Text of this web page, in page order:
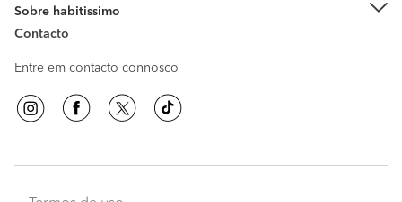
Sobre habitissimo
Contacto
Entre em contacto connosco